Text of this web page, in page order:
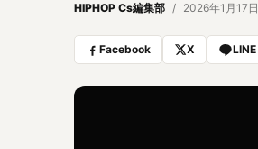
HIPHOP Cs編集部 2026年1月17日
Facebook X LINE